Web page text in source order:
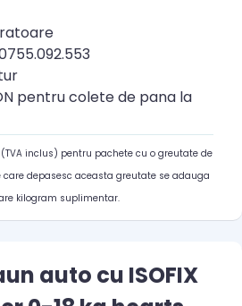
pentru colete de pana la
inclus) pentru pachete cu o greutate de
care depasesc aceasta greutate se adauga
kilogram suplimentar.
auto cu ISOFIX